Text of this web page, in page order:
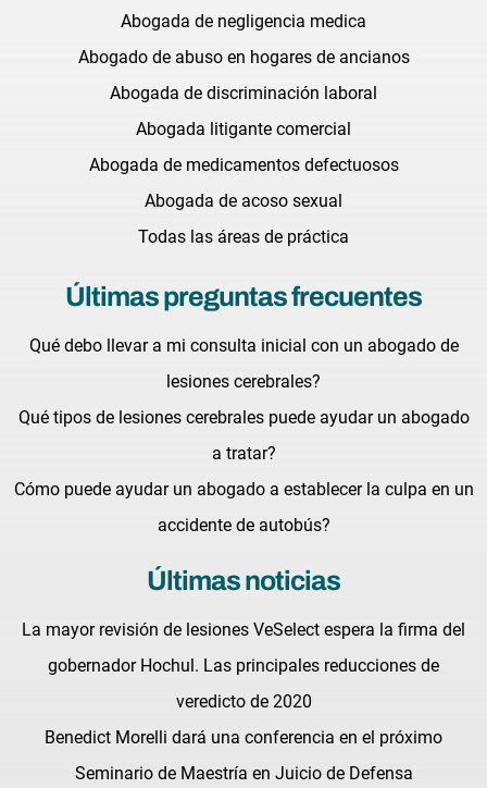
Abogada de negligencia medica
Abogado de abuso en hogares de ancianos
Abogada de discriminación laboral
Abogada litigante comercial
Abogada de medicamentos defectuosos
Abogada de acoso sexual
Todas las áreas de práctica
Últimas preguntas frecuentes
Qué debo llevar a mi consulta inicial con un abogado de
lesiones cerebrales?
Qué tipos de lesiones cerebrales puede ayudar un abogado
a tratar?
Cómo puede ayudar un abogado a establecer la culpa en un
accidente de autobús?
Últimas noticias
La mayor revisión de lesiones VeSelect espera la firma del
gobernador Hochul. Las principales reducciones de
veredicto de 2020
Benedict Morelli dará una conferencia en el próximo
Seminario de Maestría en Juicio de Defensa